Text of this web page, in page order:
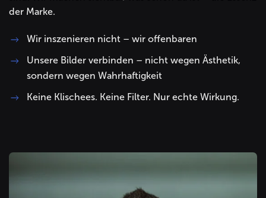
der Marke.
Wir inszenieren nicht – wir offenbaren
Unsere Bilder verbinden – nicht wegen Ästhetik,
sondern wegen Wahrhaftigkeit
Keine Klischees. Keine Filter. Nur echte Wirkung.